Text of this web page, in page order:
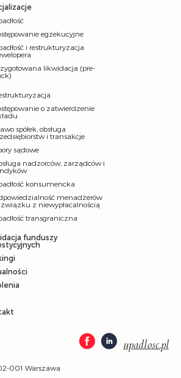
egzekucyjne
i restrukturyzacja
likwidacja (pre-
o zatwierdzenie
spółek, obsługa
i transakcje
sądowe
nadzorców, zarządców i
konsumencka
menadżerów
z niewypłacalnością
transgraniczna
funduszy
upadlosc.pl
001 Warszawa